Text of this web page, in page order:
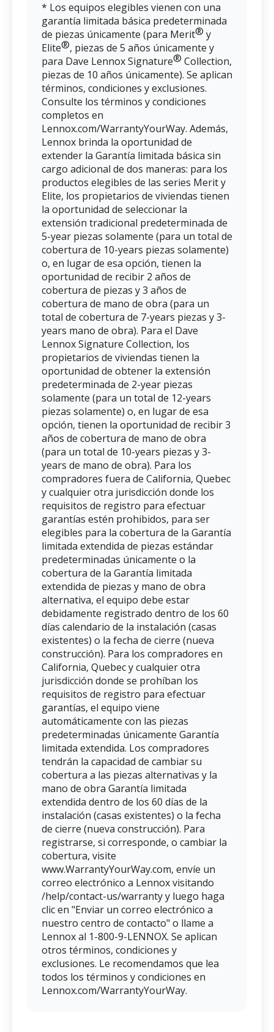
* Los equipos elegibles vienen con una
garantía limitada básica predeterminada
de piezas únicamente (para Merit® y
Elite®, piezas de 5 años únicamente y
para Dave Lennox Signature® Collection,
piezas de 10 años únicamente). Se aplican
términos, condiciones y exclusiones.
Consulte los términos y condiciones
completos en
Lennox.com/WarrantyYourWay. Además,
Lennox brinda la oportunidad de
extender la Garantía limitada básica sin
cargo adicional de dos maneras: para los
productos elegibles de las series Merit y
Elite, los propietarios de viviendas tienen
la oportunidad de seleccionar la
extensión tradicional predeterminada de
5-year piezas solamente (para un total de
cobertura de 10-years piezas solamente)
o, en lugar de esa opción, tienen la
oportunidad de recibir 2 años de
cobertura de piezas y 3 años de
cobertura de mano de obra (para un
total de cobertura de 7-years piezas y 3-
years mano de obra). Para el Dave
Lennox Signature Collection, los
propietarios de viviendas tienen la
oportunidad de obtener la extensión
predeterminada de 2-year piezas
solamente (para un total de 12-years
piezas solamente) o, en lugar de esa
opción, tienen la oportunidad de recibir 3
años de cobertura de mano de obra
(para un total de 10-years piezas y 3-
years de mano de obra). Para los
compradores fuera de California, Quebec
y cualquier otra jurisdicción donde los
requisitos de registro para efectuar
garantías estén prohibidos, para ser
elegibles para la cobertura de la Garantía
limitada extendida de piezas estándar
predeterminadas únicamente o la
cobertura de la Garantía limitada
extendida de piezas y mano de obra
alternativa, el equipo debe estar
debidamente registrado dentro de los 60
días calendario de la instalación (casas
existentes) o la fecha de cierre (nueva
construcción). Para los compradores en
California, Quebec y cualquier otra
jurisdicción donde se prohíban los
requisitos de registro para efectuar
garantías, el equipo viene
automáticamente con las piezas
predeterminadas únicamente Garantía
limitada extendida. Los compradores
tendrán la capacidad de cambiar su
cobertura a las piezas alternativas y la
mano de obra Garantía limitada
extendida dentro de los 60 días de la
instalación (casas existentes) o la fecha
de cierre (nueva construcción). Para
registrarse, si corresponde, o cambiar la
cobertura, visite
www.WarrantyYourWay.com, envíe un
correo electrónico a Lennox visitando
/help/contact-us/warranty y luego haga
clic en "Enviar un correo electrónico a
nuestro centro de contacto" o llame a
Lennox al 1-800-9-LENNOX. Se aplican
otros términos, condiciones y
exclusiones. Le recomendamos que lea
todos los términos y condiciones en
Lennox.com/WarrantyYourWay.